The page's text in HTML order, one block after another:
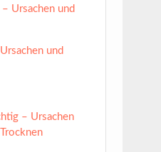
und